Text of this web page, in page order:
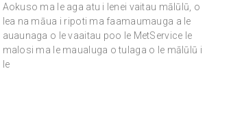
Aokuso ma le aga atu i lenei vaitau mālūlū, o
lea na māua i ripoti ma faamaumauga a le
auaunaga o le vaaitau poo le MetService le
malosi ma le maualuga o tulaga o le mālūlū i
le